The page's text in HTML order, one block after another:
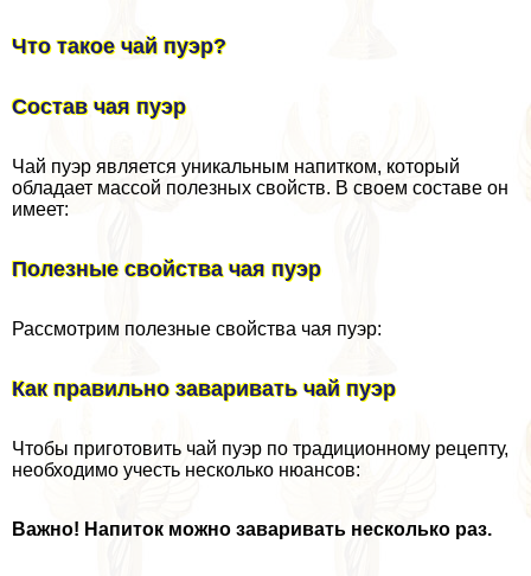
Что такое чай пуэр?
Состав чая пуэр
Чай пуэр является уникальным напитком, который
обладает массой полезных свойств. В своем составе он
имеет:
Полезные свойства чая пуэр
Рассмотрим полезные свойства чая пуэр:
Как правильно заваривать чай пуэр
Чтобы приготовить чай пуэр по традиционному рецепту,
необходимо учесть несколько нюансов:
Важно! Напиток можно заваривать несколько раз.